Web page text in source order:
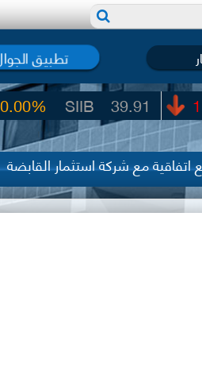
تطبيق الجوال
39.91
SIIB -1.37%
اتفاقية مع شركة استثمار القابضة